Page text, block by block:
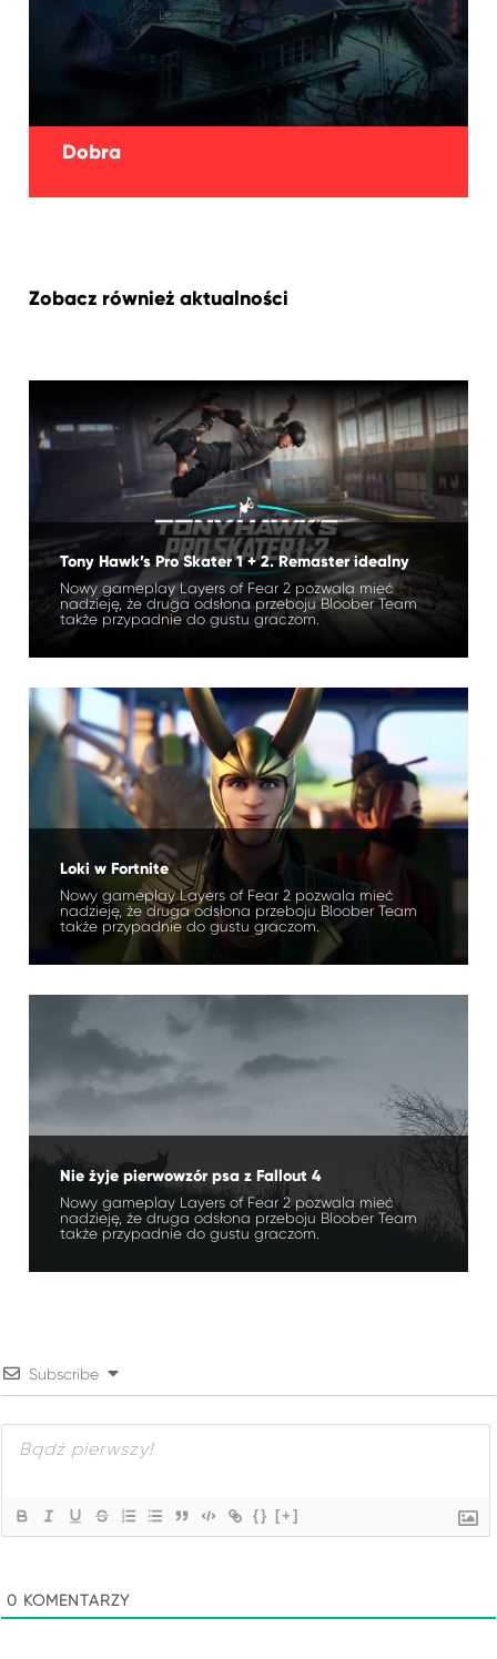
Dobra
Zobacz również aktualności
Tony Hawk’s Pro Skater 1 + 2. Remaster idealny
Nowy gameplay Layers of Fear 2 pozwala mieć
nadzieję, że druga odsłona przeboju Bloober Team
także przypadnie do gustu graczom.
Loki w Fortnite
Nowy gameplay Layers of Fear 2 pozwala mieć
nadzieję, że druga odsłona przeboju Bloober Team
także przypadnie do gustu graczom.
Nie żyje pierwowzór psa z Fallout 4
Nowy gameplay Layers of Fear 2 pozwala mieć
nadzieję, że druga odsłona przeboju Bloober Team
także przypadnie do gustu graczom.
Subscribe
{} [+]
0 KOMENTARZY